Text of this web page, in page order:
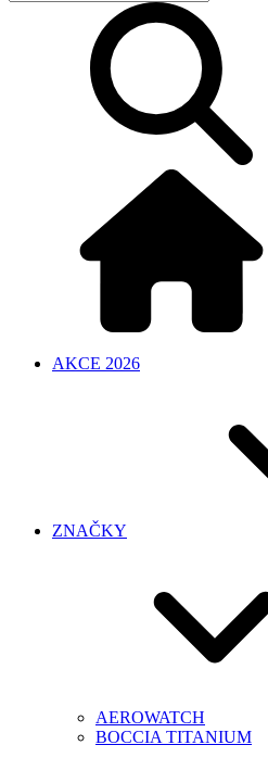
AKCE 2026
ZNAČKY
AEROWATCH
BOCCIA TITANIUM